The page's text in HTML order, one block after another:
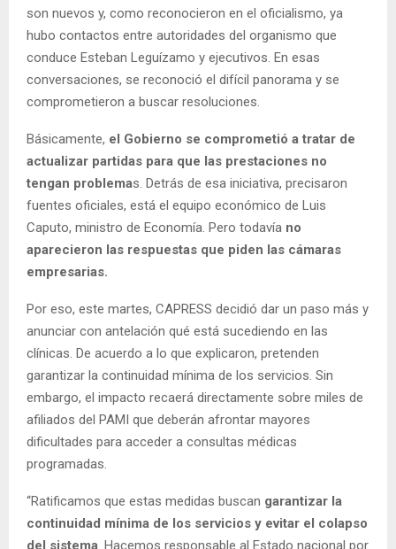
son nuevos y, como reconocieron en el oficialismo, ya
hubo contactos entre autoridades del organismo que
conduce Esteban Leguízamo y ejecutivos. En esas
conversaciones, se reconoció el difícil panorama y se
comprometieron a buscar resoluciones.
Básicamente, el Gobierno se comprometió a tratar de
actualizar partidas para que las prestaciones no
tengan problemas. Detrás de esa iniciativa, precisaron
fuentes oficiales, está el equipo económico de Luis
Caputo, ministro de Economía. Pero todavía no
aparecieron las respuestas que piden las cámaras
empresarias.
Por eso, este martes, CAPRESS decidió dar un paso más y
anunciar con antelación qué está sucediendo en las
clínicas. De acuerdo a lo que explicaron, pretenden
garantizar la continuidad mínima de los servicios. Sin
embargo, el impacto recaerá directamente sobre miles de
afiliados del PAMI que deberán afrontar mayores
dificultades para acceder a consultas médicas
programadas.
“Ratificamos que estas medidas buscan garantizar la
continuidad mínima de los servicios y evitar el colapso
del sistema . Hacemos responsable al Estado nacional por